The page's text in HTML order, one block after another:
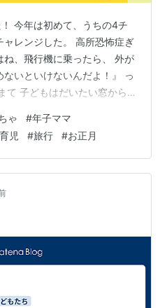
今年は初めて、うちの4チ
ャレンジした。 高所恐怖症ぎ
、飛行機に乗ったら、 外が
いといけないんだよ！』 っ
て 子どもはだいたい窓から
。 ビビり倒しているわね。
えると、 『もう慣れたよ
子どもの慣れとは素晴らしい
少し揺れて 乗り物酔いが心
くらくらする。の程度？で
ゃ #年子ママ
児 #旅行 #お正月